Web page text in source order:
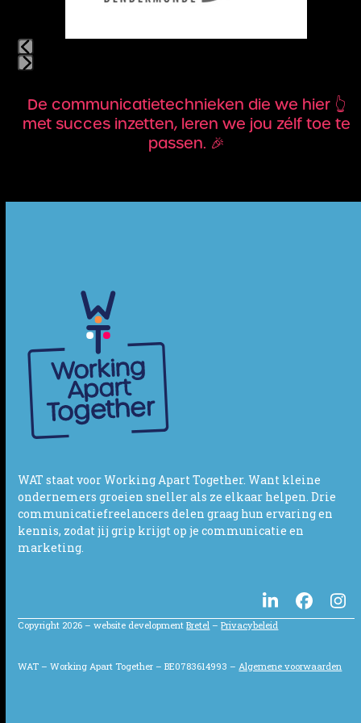
the
carousel
navigation
to
go
De communicatietechnieken die we hier 👆
met succes inzetten, leren we jou zélf toe te
passen. 🎉
WAT staat voor Working Apart Together. Want kleine
ondernemers groeien sneller als ze elkaar helpen. Drie
communicatiefreelancers delen graag hun ervaring en
kennis, zodat jij grip krijgt op je communicatie en
marketing.
LinkedIn
Copyright 2026 – website developmentBretel –Privacybeleid
WAT – Working Apart Together – BE0783614993 – Algemene voorwaarden